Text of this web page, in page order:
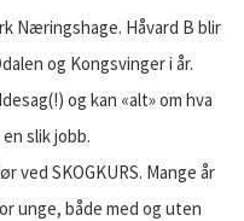
Næringshage. Håvard B blir
og Kongsvinger i år.
og kan «alt» om hva
slik jobb.
ved SKOGKURS. Mange år
unge, både med og uten